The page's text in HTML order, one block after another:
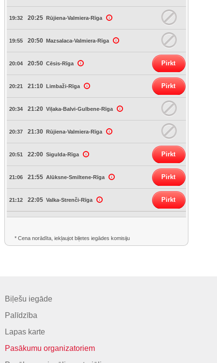
19:32 20:25 Rūjiena-Valmiera-Rīga
19:55 20:50 Mazsalaca-Valmiera-Rīga
20:04 20:50 Cēsis-Rīga Pirkt
20:21 21:10 Limbaži-Rīga Pirkt
20:34 21:20 Viļaka-Balvi-Gulbene-Rīga
20:37 21:30 Rūjiena-Valmiera-Rīga
20:51 22:00 Sigulda-Rīga Pirkt
21:06 21:55 Alūksne-Smiltene-Rīga Pirkt
21:12 22:05 Valka-Strenči-Rīga Pirkt
* Cena norādīta, iekļaujot biļetes iegādes komisiju
Biļešu iegāde
Palīdzība
Lapas karte
Pasākumu organizatoriem